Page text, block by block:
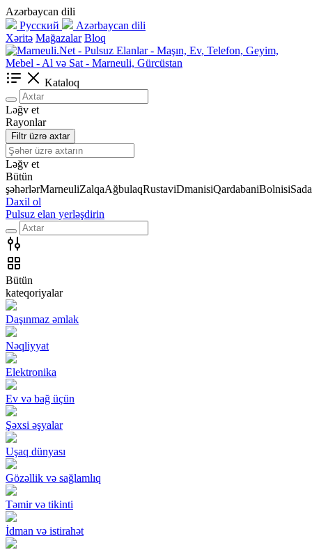
Azərbaycan dili
Русский
Azərbaycan dili
Xəritə Mağazalar Bloq
Kataloq
Ləğv et
Rayonlar
Filtr üzrə axtar
Ləğv et
Bütün
şəhərlərMarneuliZalqaAğbulaqRustaviDmanisiQardabaniBolnisi
Daxil ol
Pulsuz elan yerləşdirin
Bütün
kateqoriyalar
Daşınmaz əmlak
Nəqliyyat
Elektronika
Ev və bağ üçün
Şəxsi əşyalar
Uşaq dünyası
Gözəllik və sağlamlıq
Təmir və tikinti
İdman və istirahət